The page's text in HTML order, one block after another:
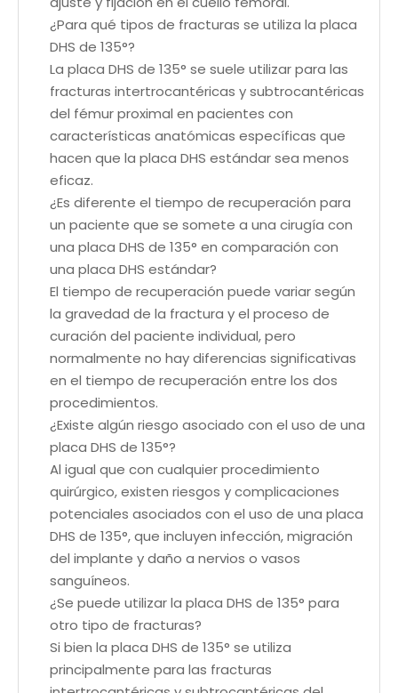
¿Para qué tipos de fracturas se utiliza la placa
DHS de 135°?
La placa DHS de 135° se suele utilizar para las
fracturas intertrocantéricas y subtrocantéricas
del fémur proximal en pacientes con
características anatómicas específicas que
hacen que la placa DHS estándar sea menos
eficaz.
¿Es diferente el tiempo de recuperación para
un paciente que se somete a una cirugía con
una placa DHS de 135° en comparación con
una placa DHS estándar?
El tiempo de recuperación puede variar según
la gravedad de la fractura y el proceso de
curación del paciente individual, pero
normalmente no hay diferencias significativas
en el tiempo de recuperación entre los dos
procedimientos.
¿Existe algún riesgo asociado con el uso de una
placa DHS de 135°?
Al igual que con cualquier procedimiento
quirúrgico, existen riesgos y complicaciones
potenciales asociados con el uso de una placa
DHS de 135°, que incluyen infección, migración
del implante y daño a nervios o vasos
sanguíneos.
¿Se puede utilizar la placa DHS de 135° para
otro tipo de fracturas?
Si bien la placa DHS de 135° se utiliza
principalmente para las fracturas